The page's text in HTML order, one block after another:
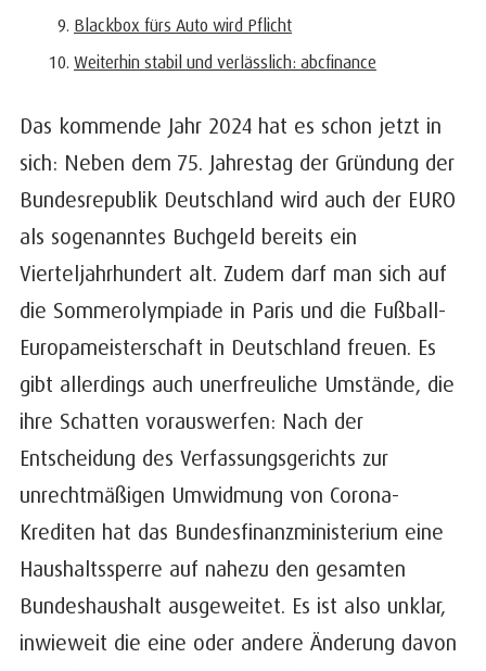
Blackbox fürs Auto wird Pflicht
Weiterhin stabil und verlässlich: abcfinance
Das kommende Jahr 2024 hat es schon jetzt in
sich: Neben dem 75. Jahrestag der Gründung der
Bundesrepublik Deutschland wird auch der EURO
als sogenanntes Buchgeld bereits ein
Vierteljahrhundert alt. Zudem darf man sich auf
die Sommerolympiade in Paris und die Fußball-
Europameisterschaft in Deutschland freuen. Es
gibt allerdings auch unerfreuliche Umstände, die
ihre Schatten vorauswerfen: Nach der
Entscheidung des Verfassungsgerichts zur
unrechtmäßigen Umwidmung von Corona-
Krediten hat das Bundesfinanzministerium eine
Haushaltssperre auf nahezu den gesamten
Bundeshaushalt ausgeweitet. Es ist also unklar,
inwieweit die eine oder andere Änderung davon